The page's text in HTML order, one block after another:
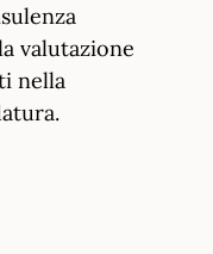
valutazione
nella